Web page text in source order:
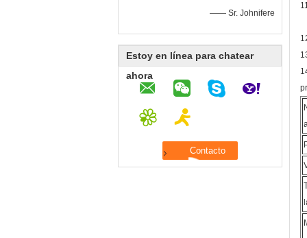
—— Sr. Johnifere
Estoy en línea para chatear
ahora